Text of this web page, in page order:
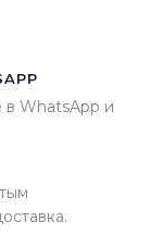
WhatsApp и